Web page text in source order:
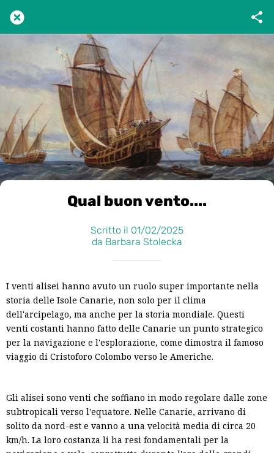
Qual buon vento....
Scritto il 01/02/2025
da Barbara Stolecka
I venti alisei hanno avuto un ruolo super importante nella
storia delle Isole Canarie, non solo per il clima
dell'arcipelago, ma anche per la storia mondiale. Questi
venti costanti hanno fatto delle Canarie un punto strategico
per la navigazione e l'esplorazione, come dimostra il famoso
viaggio di Cristoforo Colombo verso le Americhe.
Gli alisei sono venti che soffiano in modo regolare dalle zone
subtropicali verso l'equatore. Nelle Canarie, arrivano di
solito da nord-est e vanno a una velocità media di circa 20
km/h. La loro costanza li ha resi fondamentali per la